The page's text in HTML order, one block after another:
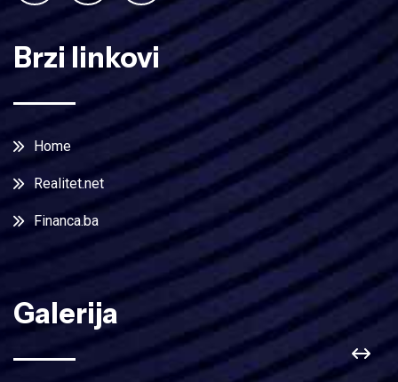
Brzi linkovi
Home
Realitet.net
Financa.ba
Galerija